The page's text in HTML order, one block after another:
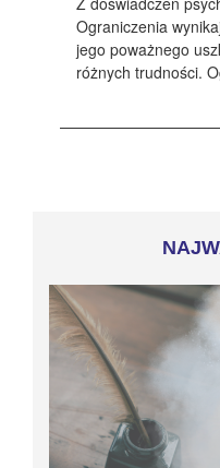
Ograniczenia
jego poważnego
różnych trudności.